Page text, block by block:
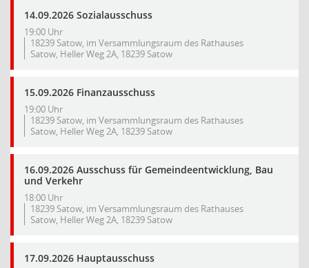
14.09.2026 Sozialausschuss
19:00 Uhr
18239 Satow, im Versammlungsraum des Rathauses
Satow, Heller Weg 2A, 18239 Satow
15.09.2026 Finanzausschuss
19:00 Uhr
18239 Satow, im Versammlungsraum des Rathauses
Satow, Heller Weg 2A, 18239 Satow
16.09.2026 Ausschuss für Gemeindeentwicklung, Bau
und Verkehr
18:00 Uhr
18239 Satow, im Versammlungsraum des Rathauses
Satow, Heller Weg 2A, 18239 Satow
17.09.2026 Hauptausschuss